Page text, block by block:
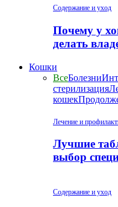
Содержание и уход
Почему у
делать
Кошки
ВсеБолезни
стерилизация
кошек
Лечение и
Лучшие
выбор
Содержание и уход